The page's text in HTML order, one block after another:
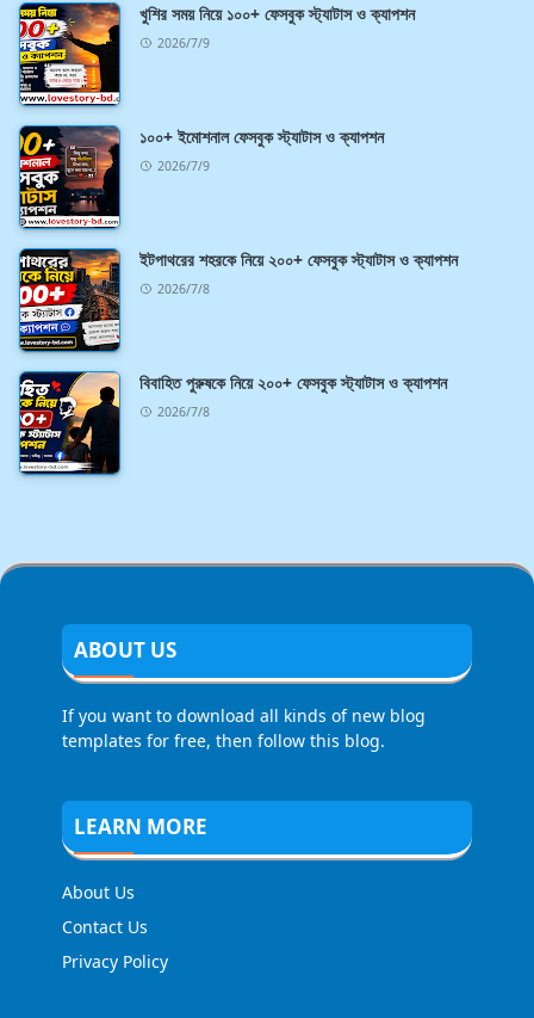
খুশির সময় নিয়ে ১০০+ ফেসবুক স্ট্যাটাস ও ক্যাপশন
2026/7/9
১০০+ ইমোশনাল ফেসবুক স্ট্যাটাস ও ক্যাপশন
2026/7/9
ইটপাথরের শহরকে নিয়ে ২০০+ ফেসবুক স্ট্যাটাস ও ক্যাপশন
2026/7/8
বিবাহিত পুরুষকে নিয়ে ২০০+ ফেসবুক স্ট্যাটাস ও ক্যাপশন
2026/7/8
ABOUT US
If you want to download all kinds of new blog
templates for free, then follow this blog.
LEARN MORE
About Us
Contact Us
Privacy Policy